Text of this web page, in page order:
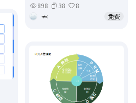
898
38
8
🦈
免费